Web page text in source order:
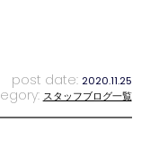
post date: 2020.11.25
スタッフブログ一覧